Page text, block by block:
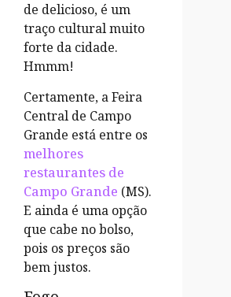
de delicioso, é um
traço cultural muito
forte da cidade.
Hmmm!
Certamente, a Feira
Central de Campo
Grande está entre os
melhores
restaurantes de
Campo Grande (MS).
E ainda é uma opção
que cabe no bolso,
pois os preços são
bem justos.